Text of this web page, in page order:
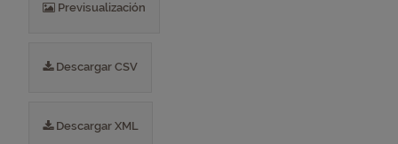
Previsualización
Descargar CSV
Descargar XML